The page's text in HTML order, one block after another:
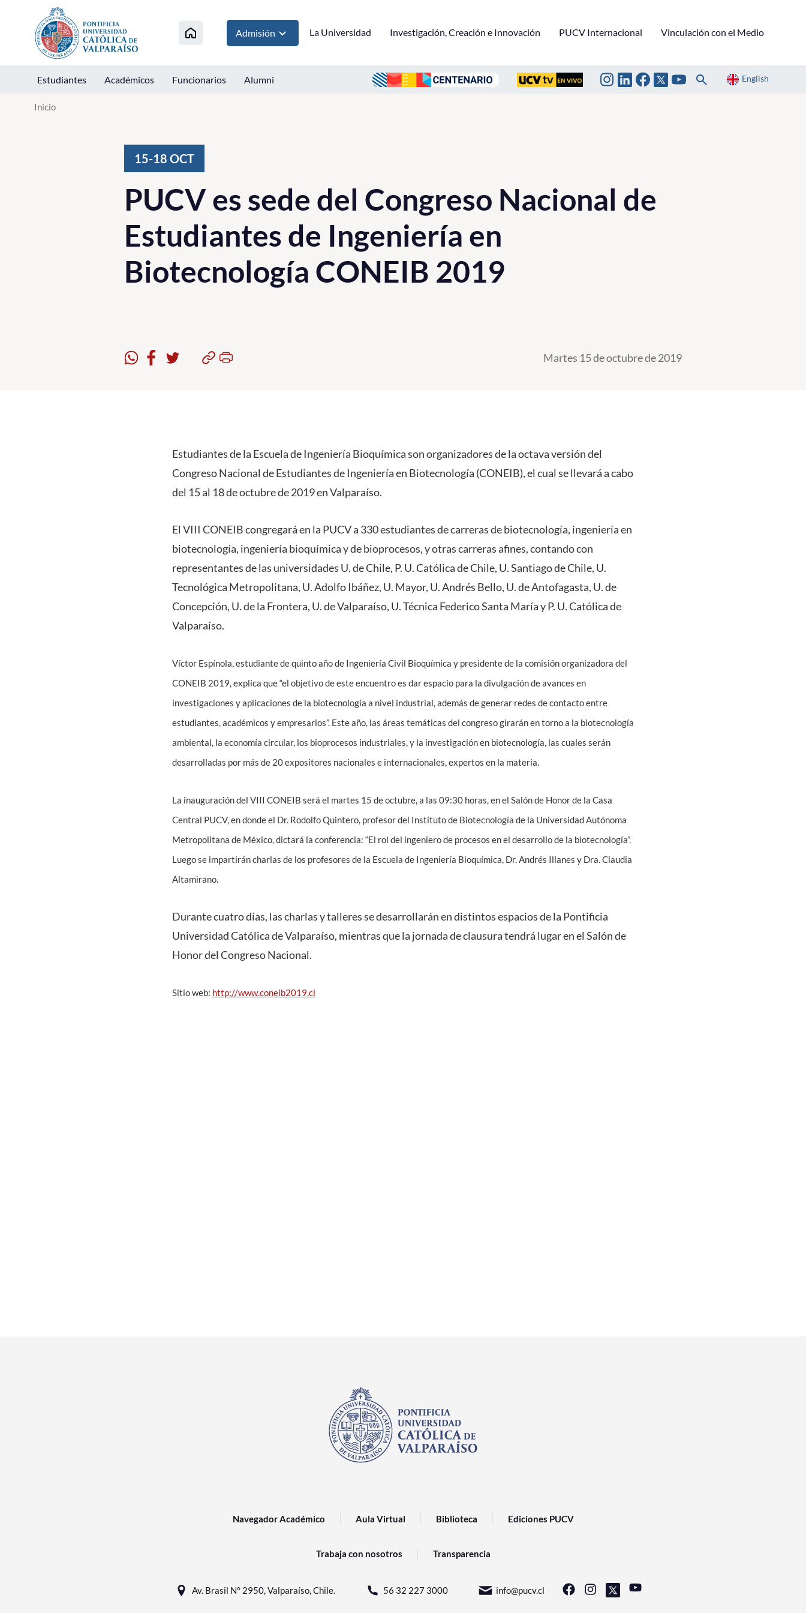
Click acá para ir directamente al contenido
Admisión La Universidad Investigación, Creación e Innovación PUCV Internacional Vinculación con el Medio
Estudiantes Académicos Funcionarios Alumni English
Inicio
15-18 OCT
PUCV es sede del Congreso Nacional de
Estudiantes de Ingeniería en
Biotecnología CONEIB 2019
Martes 15 de octubre de 2019
Estudiantes de la Escuela de Ingeniería Bioquímica son organizadores de la octava versión del
Congreso Nacional de Estudiantes de Ingeniería en Biotecnología (CONEIB), el cual se llevará a cabo
del 15 al 18 de octubre de 2019 en Valparaíso.
El VIII CONEIB congregará en la PUCV a 330 estudiantes de carreras de biotecnología, ingeniería en
biotecnología, ingeniería bioquímica y de bioprocesos, y otras carreras afines, contando con
representantes de las universidades U. de Chile, P. U. Católica de Chile, U. Santiago de Chile, U.
Tecnológica Metropolitana, U. Adolfo Ibáñez, U. Mayor, U. Andrés Bello, U. de Antofagasta, U. de
Concepción, U. de la Frontera, U. de Valparaíso, U. Técnica Federico Santa María y P. U. Católica de
Valparaíso.
Víctor Espínola, estudiante de quinto año de Ingeniería Civil Bioquímica y presidente de la comisión organizadora del
CONEIB 2019, explica que “el objetivo de este encuentro es dar espacio para la divulgación de avances en
investigaciones y aplicaciones de la biotecnología a nivel industrial, además de generar redes de contacto entre
estudiantes, académicos y empresarios”. Este año, las áreas temáticas del congreso girarán en torno a la biotecnología
ambiental, la economía circular, los bioprocesos industriales, y la investigación en biotecnología, las cuales serán
desarrolladas por más de 20 expositores nacionales e internacionales, expertos en la materia.
La inauguración del VIII CONEIB será el martes 15 de octubre, a las 09:30 horas, en el Salón de Honor de la Casa
Central PUCV, en donde el Dr. Rodolfo Quintero, profesor del Instituto de Biotecnología de la Universidad Autónoma
Metropolitana de México, dictará la conferencia: “El rol del ingeniero de procesos en el desarrollo de la biotecnología”.
Luego se impartirán charlas de los profesores de la Escuela de Ingeniería Bioquímica, Dr. Andrés Illanes y Dra. Claudia
Altamirano.
Durante cuatro días, las charlas y talleres se desarrollarán en distintos espacios de la Pontificia
Universidad Católica de Valparaíso, mientras que la jornada de clausura tendrá lugar en el Salón de
Honor del Congreso Nacional.
Sitio web: http://www.coneib2019.cl
Navegador Académico Aula Virtual Biblioteca Ediciones PUCV
Trabaja con nosotros Transparencia
Av. Brasil N° 2950, Valparaíso, Chile. 56 32 227 3000 info@pucv.cl